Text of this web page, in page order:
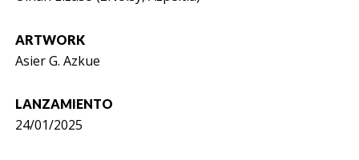
ARTWORK
Asier G. Azkue
LANZAMIENTO
24/01/2025